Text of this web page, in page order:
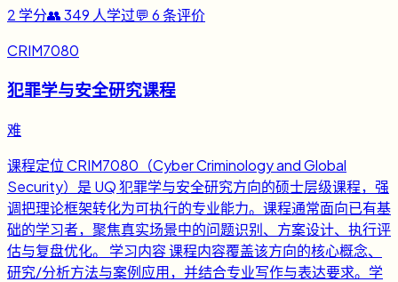
2 学分👥349 人学过💬 6条评价
CRIM7080
犯罪学与安全研究课程
难
课程定位 CRIM7080（Cyber Criminology and Global
Security）是 UQ 犯罪学与安全研究方向的硕士层级课程，强
调把理论框架转化为可执行的专业能力。课程通常面向已有基
础的学习者，聚焦真实场景中的问题识别、方案设计、执行评
估与复盘优化。 学习内容 课程内容覆盖该方向的核心概念、
研究/分析方法与案例应用，并结合专业写作与表达要求。学